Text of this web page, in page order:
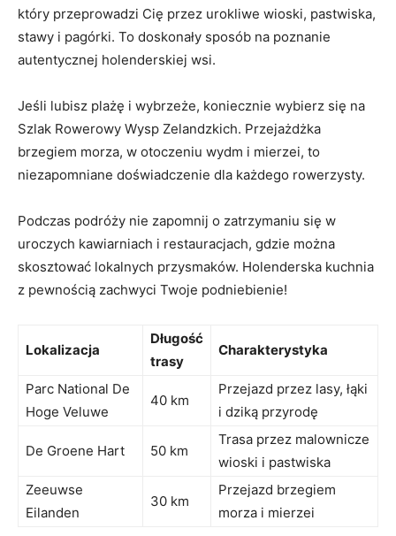
który przeprowadzi Cię przez urokliwe ⁤wioski, pastwiska,
stawy i pagórki. To doskonały sposób ⁢na poznanie
autentycznej holenderskiej wsi.
Jeśli lubisz plażę i wybrzeże, koniecznie wybierz się na
⁣Szlak Rowerowy Wysp Zelandzkich.‌ Przejażdżka
brzegiem morza, ⁢w otoczeniu wydm ⁤i mierzei, to
niezapomniane doświadczenie ‍dla każdego rowerzysty.
Podczas podróży⁤ nie zapomnij o zatrzymaniu się w
uroczych kawiarniach i restauracjach, ⁣gdzie można
⁤skosztować lokalnych przysmaków. ‍Holenderska kuchnia
z pewnością zachwyci Twoje podniebienie!
Lokalizacja
Długość‌
trasy
Charakterystyka
Parc National De
Hoge Veluwe
40 km
Przejazd przez ​lasy, łąki
i dziką⁣ przyrodę
De Groene Hart 50 km
Trasa przez malownicze
wioski i⁤ pastwiska
Zeeuwse
Eilanden
30 km
Przejazd brzegiem‌
morza i mierzei